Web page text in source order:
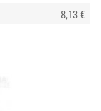
8,13 €